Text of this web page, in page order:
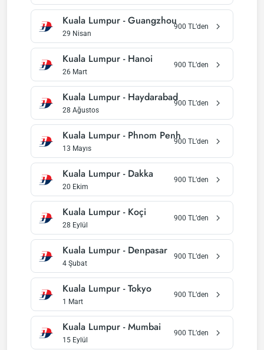
Kuala Lumpur -Guangzhou
29 Nisan
900 TL’den
Kuala Lumpur - Hanoi
26 Mart
900 TL’den
Kuala Lumpur - Haydarabad
28 Ağustos
900 TL’den
Kuala Lumpur - Phnom Penh
13 Mayıs
900 TL’den
Kuala Lumpur - Dakka
20 Ekim
900 TL’den
Kuala Lumpur - Koçi
28 Eylül
900 TL’den
Kuala Lumpur - Denpasar
4 Şubat
900 TL’den
Kuala Lumpur -Tokyo
1 Mart
900 TL’den
Kuala Lumpur -Mumbai
15 Eylül
900 TL’den